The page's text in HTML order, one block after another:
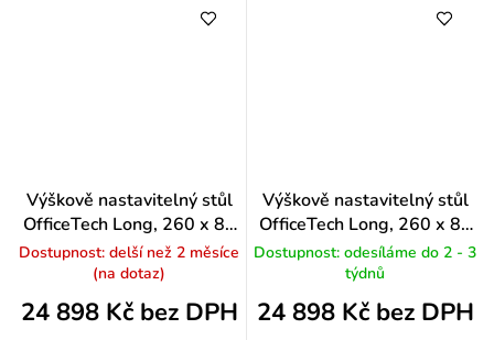
Výškově nastavitelný stůl
OfficeTech Long, 260 x 80
cm, bílá podnož, černá
Dostupnost: delší než 2 měsíce
(na dotaz)
24 898 Kč bez DPH
Výškově nastavitelný stůl
OfficeTech Long, 260 x 80
cm, šedá podnož, bílá
Dostupnost: odesíláme do 2 - 3
týdnů
24 898 Kč bez DPH